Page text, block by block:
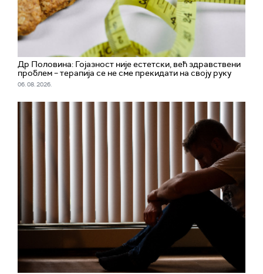
Др Половина: Гојазност није естетски, већ здравствени
проблем – терапија се не сме прекидати на своју руку
06. 08. 2026.